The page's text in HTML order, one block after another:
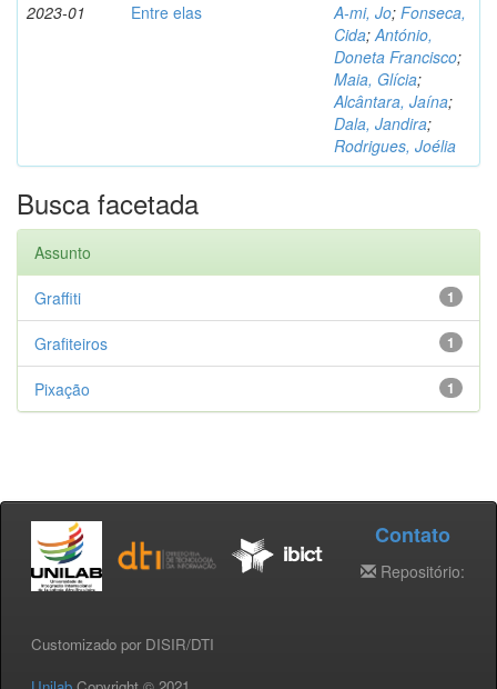
2023-01 Entre elas A-mi, Jo; Fonseca,
Cida;António,
Doneta Francisco;
Maia, Glícia;
Alcântara, Jaína;
Dala, Jandira;
Rodrigues, Joélia
Busca facetada
Assunto
1
Graffiti
1
Grafiteiros
1
Pixação
Customizado por DISIR/DTI
Contato
Repositório: